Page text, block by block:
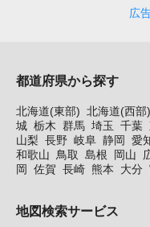
広
都道府県から探す
北海道(東部) 北海道(西部)
城 栃木 群馬 埼玉 千葉
山梨 長野 岐阜 静岡 愛
和歌山
鳥取 島根 岡山
岡 佐賀 長崎 熊本 大分
地図検索サービス